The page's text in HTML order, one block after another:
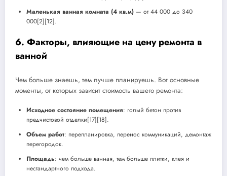
Маленькая ванная комната (4 кв.м) — от 44 000 до 340
000[2][12].
6. Факторы, влияющие на цену ремонта в
ванной
Чем больше знаешь, тем лучше планируешь. Вот основные
моменты, от которых зависит стоимость вашего ремонта:
Исходное состояние помещения: голый бетон против
предчистовой отделки[17][18].
Объем работ: перепланировка, перенос коммуникаций, демонтаж
перегородок.
Площадь: чем больше ванная, тем больше плитки, клея и
нестандартного подхода.